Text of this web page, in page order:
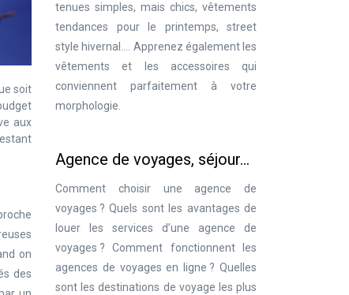
soit
aux
on
des
tenues simples, mais chics, vêtements
tendances pour le printemps, street
style hivernal…. Apprenez également les
vêtements et les accessoires qui
conviennent parfaitement à votre
morphologie.
Agence de voyages, séjour…
Comment choisir une agence de
voyages ? Quels sont les avantages de
louer les services d’une agence de
voyages ? Comment fonctionnent les
agences de voyages en ligne ? Quelles
sont les destinations de voyage les plus